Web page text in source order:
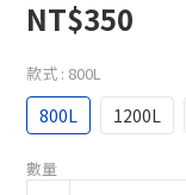
NT$350
款式 : 800L
800L 1200L
數量